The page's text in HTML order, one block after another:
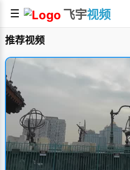
☰ 飞宇视频
推荐视频